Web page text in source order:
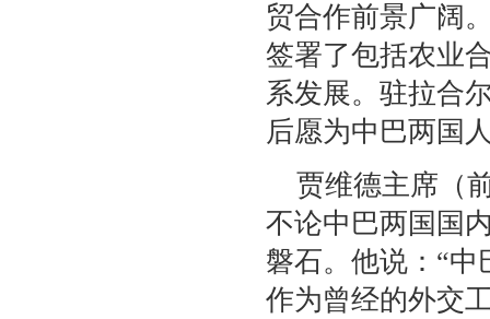
贸合作前景广阔
签署了包括农业
系发展。驻拉合
后愿为中巴两国
贾维德主席（
不论中巴两国国
磐石。他说：“
作为曾经的外交